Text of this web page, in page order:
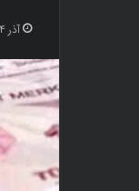
آذر ۴, ۱۴۰۴